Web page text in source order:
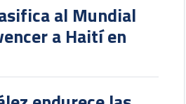
al Mundial
a Haití en